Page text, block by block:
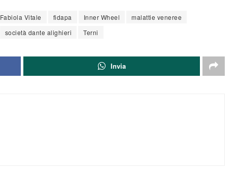
Fabiola Vitale fidapa Inner Wheel
malattie veneree
società dante alighieri Terni
Invia